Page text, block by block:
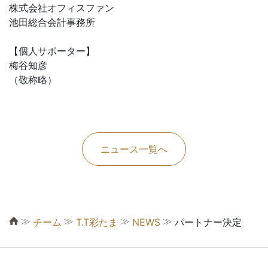
株式会社オフィスファン
池田総合会計事務所
【個人サポーター】
梅谷知彦
（敬称略）
ニュース一覧へ
≫ チーム ≫ T.T彩たま ≫ NEWS ≫ パートナー決定